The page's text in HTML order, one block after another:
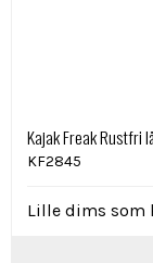
Kajak Freak Rustfri
KF2845
Lille dims som